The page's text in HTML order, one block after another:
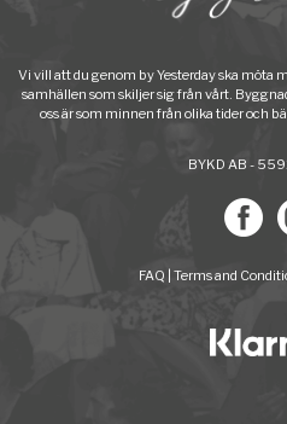
Vi vill att du genom by Yesterday ska möta
samhällen som skiljer sig från vårt.
oss är som minnen från olika tider och
BYKD AB -
FAQ Terms and